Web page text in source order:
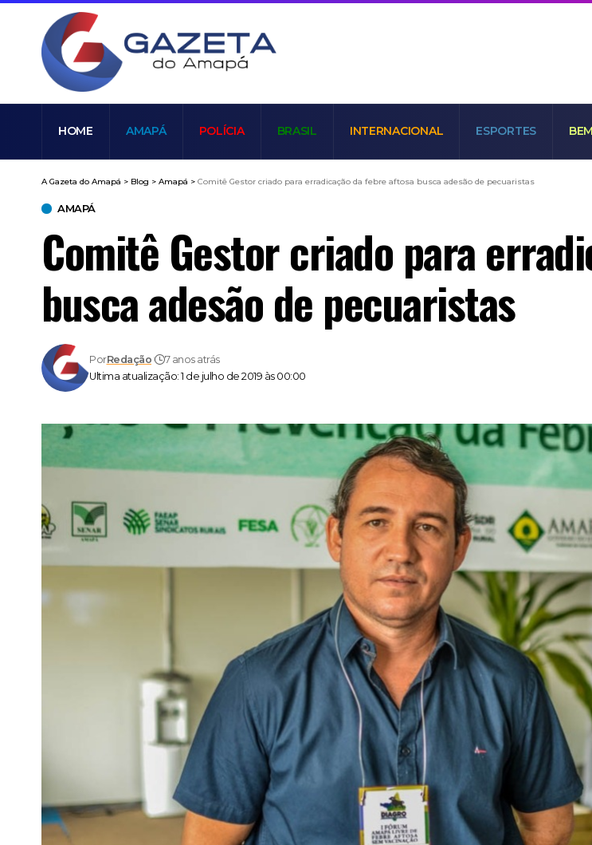
HOME AMAPÁ POLÍCIA BRASIL INTERNACIONAL ESPORTES
A Gazeta do Amapá > Blog > Amapá > Comitê Gestor criado para erradicação da febre aftosa busca adesão de pecuaristas
AMAPÁ
Comitê Gestor criado para
busca adesão de pecuaristas
Ultima atualização: 1 de julho de 2019 às 00:00
PorRedação 7 anos atrás